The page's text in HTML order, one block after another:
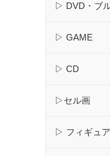
▷ DVD・ブ
▷ GAME
▷ CD
▷セル画
▷ フィギュア